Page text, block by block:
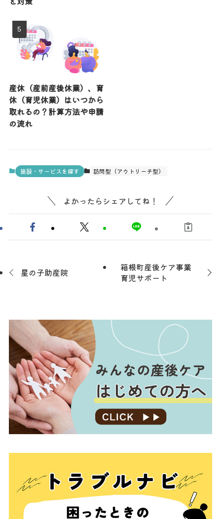
産休（産前産後休業）、育
休（育児休業）はいつから
取れるの？計算方法や申請
の流れ
施設・サービスを探す 訪問型（アウトリーチ型）
よかったらシェアしてね！
星の子助産院
箱根町産後ケア事業
育児サポート